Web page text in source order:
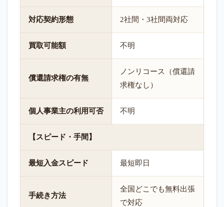
対応契約形態 2社間・3社間両対応
買取可能額 不明
償還請求権の有無
ノンリコース（償還請
求権なし）
個人事業主の利用可否 不明
【スピード・手間】
最短入金スピード 最短即日
手続き方法
全国どこでも無料出張
で対応